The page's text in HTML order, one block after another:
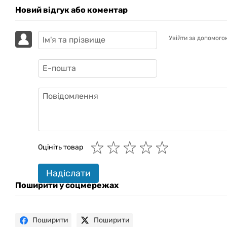
Новий відгук або коментар
Увійти за
Оцініть товар
Надіслати
Поширити у соцмережах
Поширити Поширити
GAZIKAI
Привіт! 👋 Я Gazik AI — допоможу
підібрати вживану комп'ютерну
техніку. Що шукаєш?